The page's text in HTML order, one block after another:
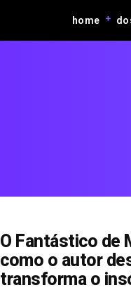
home
O Fantástico de
como o autor
transforma o